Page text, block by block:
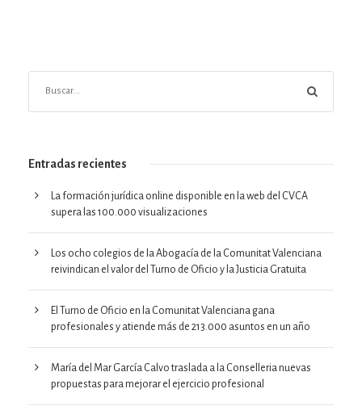
Entradas recientes
La formación jurídica online disponible en la web del CVCA
supera las 100.000 visualizaciones
Los ocho colegios de la Abogacía de la Comunitat Valenciana
reivindican el valor del Turno de Oficio y la Justicia Gratuita
El Turno de Oficio en la Comunitat Valenciana gana
profesionales y atiende más de 213.000 asuntos en un año
María del Mar García Calvo traslada a la Conselleria nuevas
propuestas para mejorar el ejercicio profesional